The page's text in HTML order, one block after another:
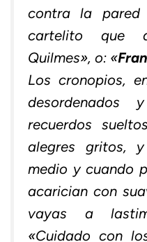
contra la
cartelito que
Quilmes», o: «
Los cronopios,
recuerdos
alegres gritos,
medio y cuando
acarician con
vayas a
«Cuidado con